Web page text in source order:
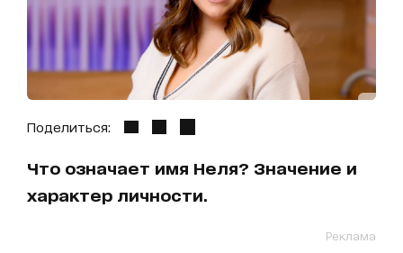
Поделиться:
Что означает имя Неля? Значение и
характер личности.
Реклама